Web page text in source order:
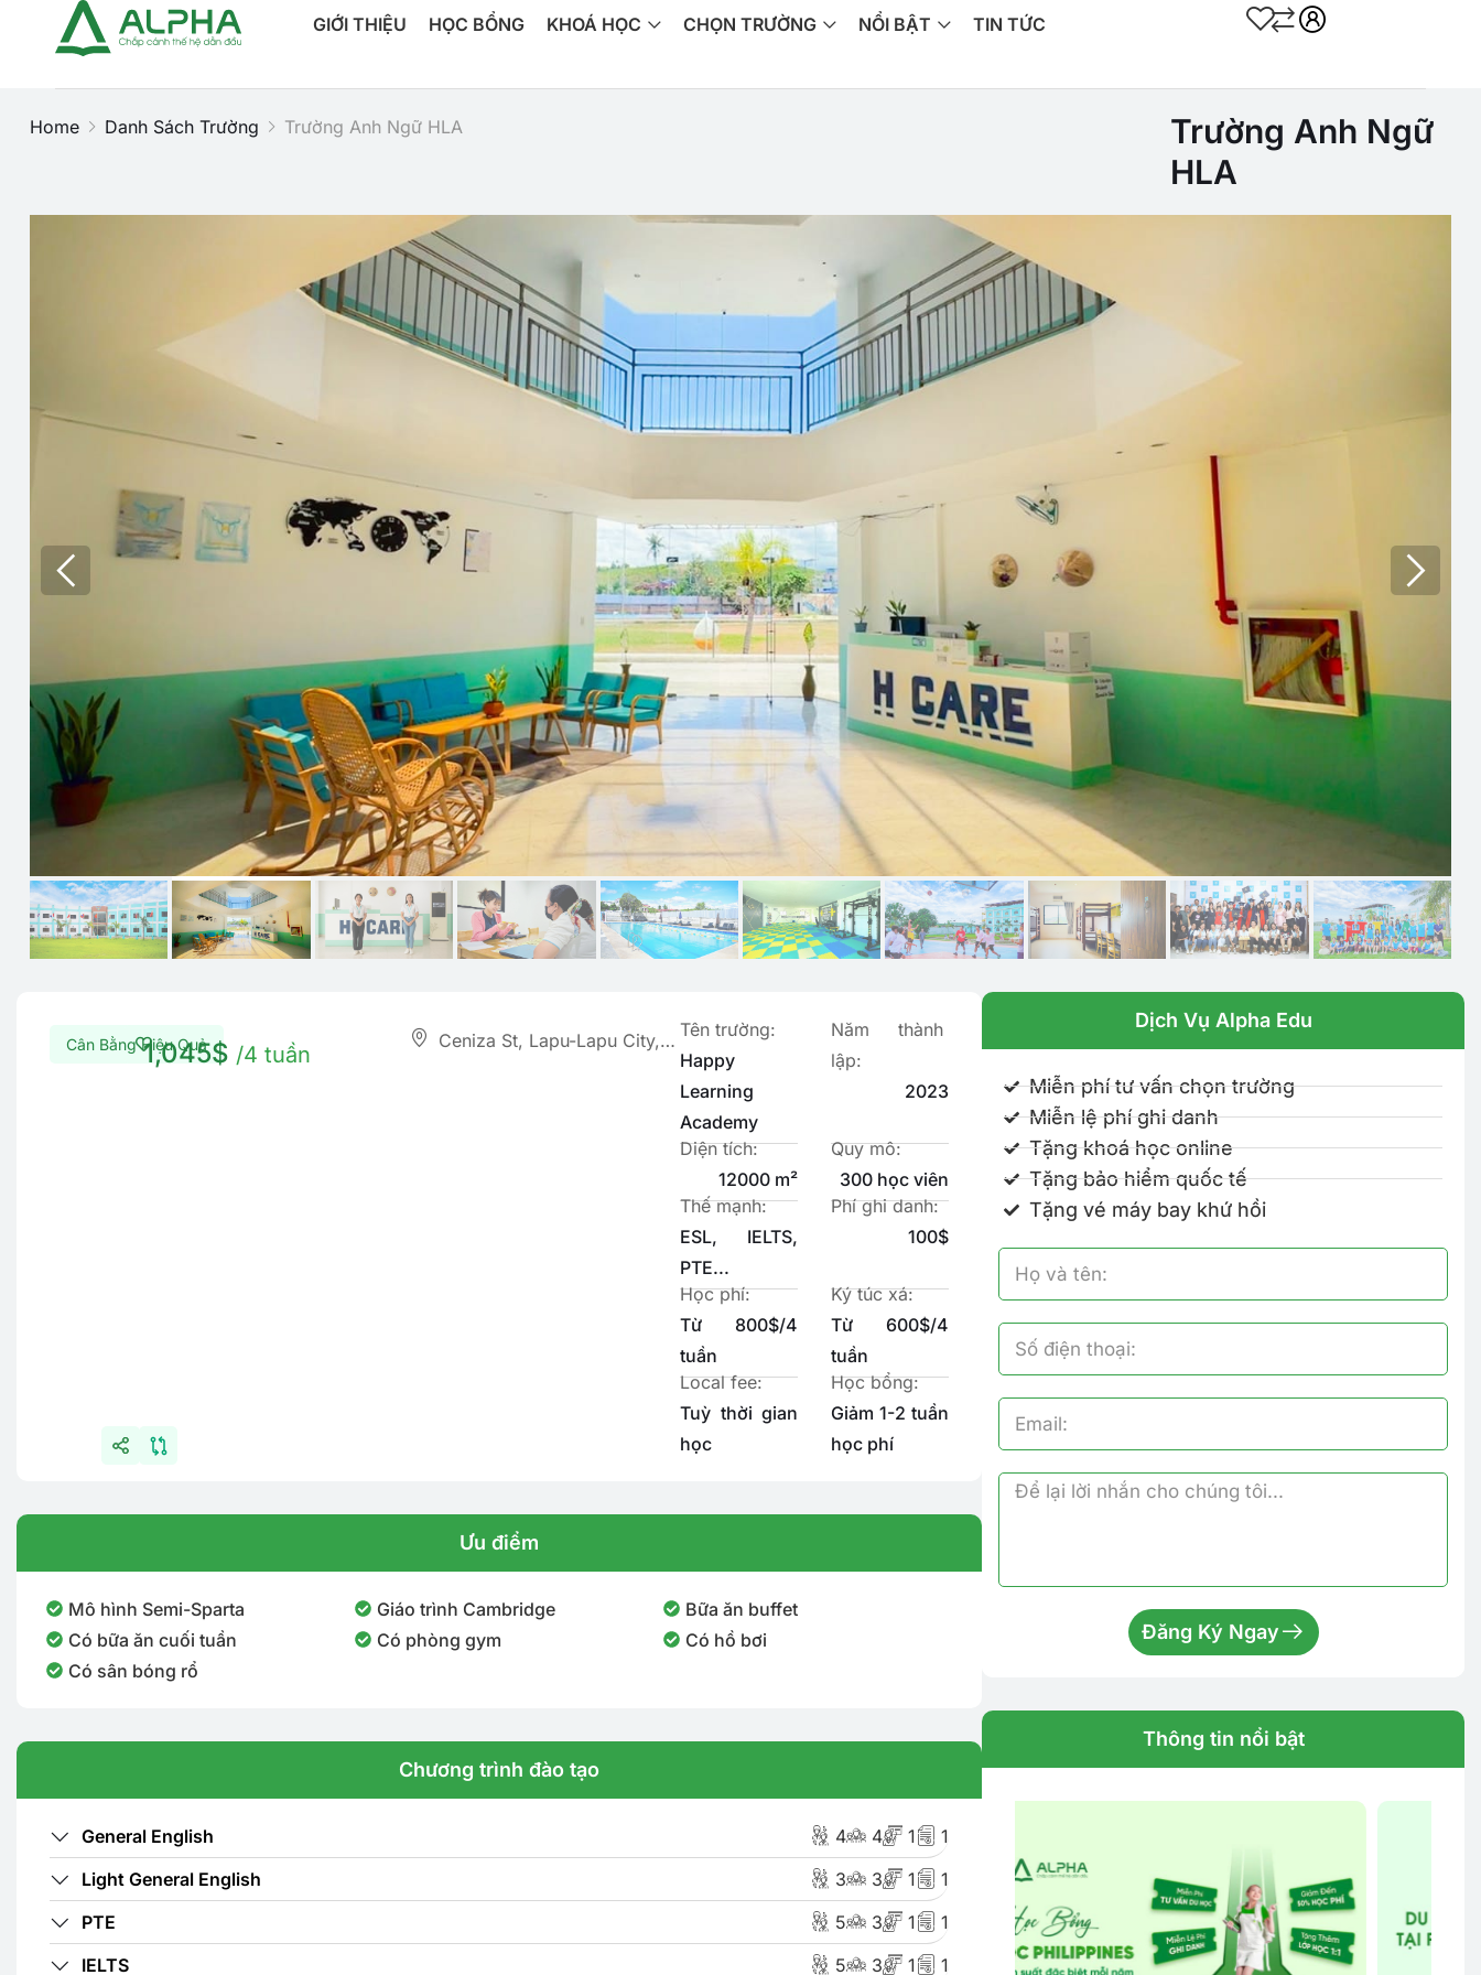
GIỚI THIỆU HỌC BỔNG KHOÁ HỌC CHỌN TRƯỜNG NỔI BẬT TIN TỨC
Home Danh Sách Trường Trường Anh Ngữ HLA
Trường Anh Ngữ
HLA
Cân Bằng Hiệu Quả
1,045$ /4 tuần
Ceniza St, Lapu-Lapu City, 6015 Cebu, Philippines Tên trường:
Happy
Learning
Academy
Năm thành
lập:
2023
Diện tích:
12000 m²
Quy mô:
300 học viên
Thế mạnh:
ESL, IELTS,
PTE...
Phí ghi danh:
100$
Học phí:
Từ 800$/4
tuần
Ký túc xá:
Từ 600$/4
tuần
Local fee:
Tuỳ thời gian
học
Học bổng:
Giảm 1-2 tuần
học phí
Ưu điểm
Mô hình Semi-Sparta Giáo trình Cambridge
Bữa ăn buffet
Có bữa ăn cuối tuần
Có phòng gym
Có hồ bơi
Có sân bóng rổ
Chương trình đào tạo
General English 4 4 1
1
Light General English
3 3 1
1
PTE
5 3 1
1
IELTS
5 3 1
1
Dịch Vụ Alpha Edu
Miễn phí tư vấn chọn trường
Miễn lệ phí ghi danh
Tặng khoá học online
Tặng bảo hiểm quốc tế
Tặng vé máy bay khứ hồi
Đăng Ký Ngay
Thông tin nổi bật